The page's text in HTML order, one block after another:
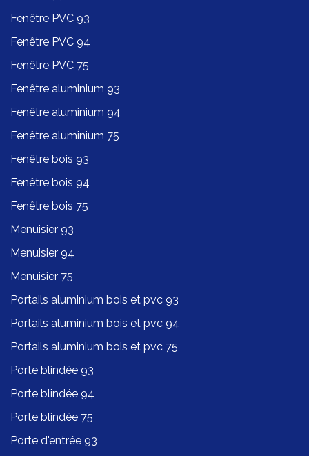
Fenêtre PVC 93
Fenêtre PVC 94
Fenêtre PVC 75
Fenêtre aluminium 93
Fenêtre aluminium 94
Fenêtre aluminium 75
Fenêtre bois 93
Fenêtre bois 94
Fenêtre bois 75
Menuisier 93
Menuisier 94
Menuisier 75
Portails aluminium bois et pvc 93
Portails aluminium bois et pvc 94
Portails aluminium bois et pvc 75
Porte blindée 93
Porte blindée 94
Porte blindée 75
Porte d'entrée 93